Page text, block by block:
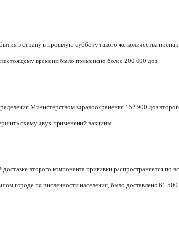
в страну в прошлую субботу такого же количества
настоящему времени было применено более 200 000 доз.
Министерством здравоохранения 152 900 доз
схему двух применений вакцины.
доставке второго компонента прививки распространяется по
городе по численности населения, было доставлено 61 500